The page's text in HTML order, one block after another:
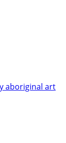
aboriginal art